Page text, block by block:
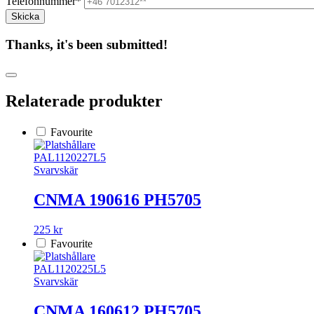
Thanks, it's been submitted!
Relaterade produkter
Favourite
PAL1120227L5
Svarvskär
CNMA 190616 PH5705
225 kr
Favourite
PAL1120225L5
Svarvskär